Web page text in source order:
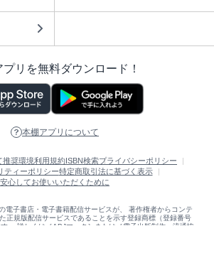
プリを無料ダウンロード！
本棚アプリについて
推奨環境利用規約ISBN検索プライバシーポリシー
ティーポリシー特定商取引法に基づく表示
安心してお使いいただくために
電子書店・電子書籍配信サービスが、 著作権者からコンテ
正規版配信サービスであることを示す登録商標（登録番号
。 詳しくは［ABJマーク］または［電子出版制作・流通協